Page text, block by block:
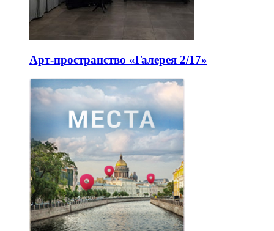
Арт-пространство «Галерея 2/17»